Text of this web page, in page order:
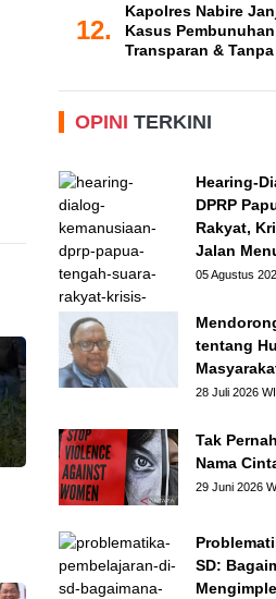
12.
Kapolres Nabire
Kasus
Transparan &
OPINI TERKINI
Hearing-
DPRP
Rakyat,
Jalan
05 Agustus
tentang
28 Juli 2026
Tak
Nama
29 Juni 2026
SD: